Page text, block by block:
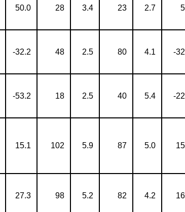
50.0 28 3.4 23 2.7 5
-32.2 48 2.5 80 4.1 -32
-53.2 18 2.5 40 5.4 -22
15.1 102 5.9 87 5.0 15
27.3 98 5.2 82 4.2 16